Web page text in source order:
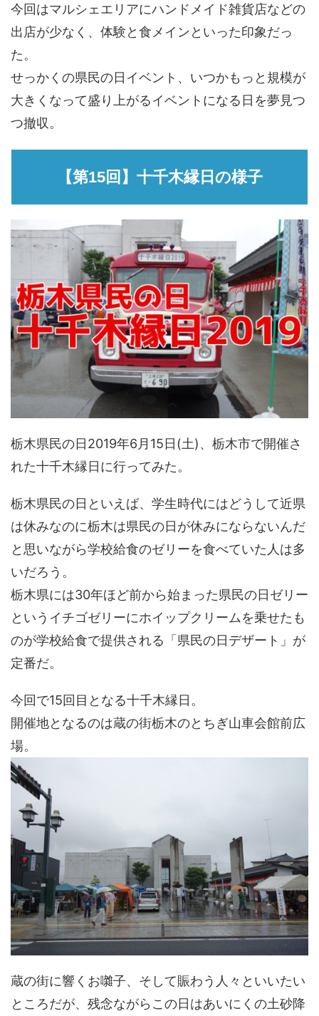
今回はマルシェエリアにハンドメイド雑貨店などの
出店が少なく、体験と食メインといった印象だっ
た。
せっかくの県民の日イベント、いつかもっと規模が
大きくなって盛り上がるイベントになる日を夢見つ
つ撤収。
【第15回】十千木縁日の様子
栃木県民の日2019年6月15日(土)、栃木市で開催さ
れた十千木縁日に行ってみた。
栃木県民の日といえば、学生時代にはどうして近県
は休みなのに栃木は県民の日が休みにならないんだ
と思いながら学校給食のゼリーを食べていた人は多
いだろう。
栃木県には30年ほど前から始まった県民の日ゼリー
というイチゴゼリーにホイップクリームを乗せたも
のが学校給食で提供される「県民の日デザート」が
定番だ。
今回で15回目となる十千木縁日。
開催地となるのは蔵の街栃木のとちぎ山車会館前広
場。
蔵の街に響くお囃子、そして賑わう人々といいたい
ところだが、残念ながらこの日はあいにくの土砂降